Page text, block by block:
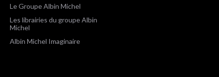
Le Groupe Albin Michel
Les librairies du groupe Albin
Michel
Albin Michel Imaginaire